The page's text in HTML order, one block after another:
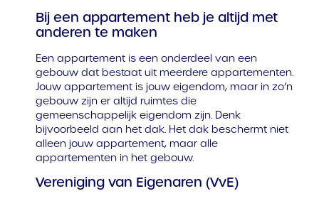
Bij een appartement heb je altijd met
anderen te maken
Een appartement is een onderdeel van een
gebouw dat bestaat uit meerdere appartementen.
Jouw appartement is jouw eigendom, maar in zo’n
gebouw zijn er altijd ruimtes die
gemeenschappelijk eigendom zijn. Denk
bijvoorbeeld aan het dak. Het dak beschermt niet
alleen jouw appartement, maar alle
appartementen in het gebouw.
Vereniging van Eigenaren (VvE)